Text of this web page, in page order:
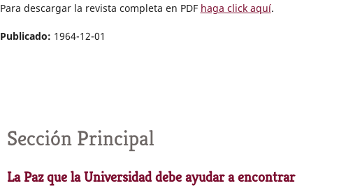
Para descargar la revista completa en PDF haga click aquí.
Publicado: 1964-12-01
Sección Principal
La Paz que la Universidad debe ayudar a encontrar